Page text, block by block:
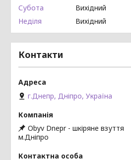
Субота
Вихідний
Неділя
Вихідний
Контакти
г.Днепр, Дніпро, Україна
Obyv Dnepr - шкіряне взуття
м.Дніпро